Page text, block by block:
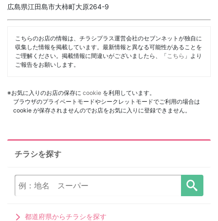
広島県江田島市大柿町大原264-9
こちらのお店の情報は、チラシプラス運営会社のセブンネットが独自に
収集した情報を掲載しています。最新情報と異なる可能性があることを
ご理解ください。掲載情報に間違いがございましたら、「 こちら 」より
ご報告をお願いします。
※お気に入りのお店の保存に cookie を利用しています。
ブラウザのプライベートモードやシークレットモードでご利用の場合は
cookie が保存されませんのでお店をお気に入りに登録できません。
チラシを探す
都道府県からチラシを探す